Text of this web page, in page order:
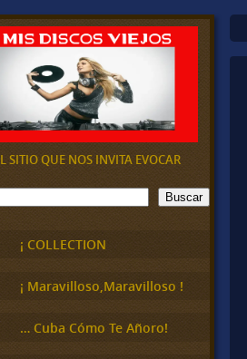
SITIO QUE NOS INVITA EVOCAR
Buscar
¡ COLLECTION
¡ Maravilloso,Maravilloso !
… Cuba Cómo Te Añoro!